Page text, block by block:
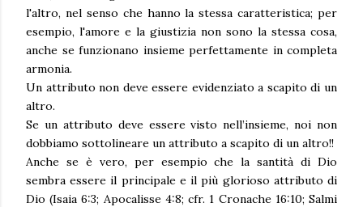
l'altro, nel senso che hanno la stessa caratteristica; per
esempio, l'amore e la giustizia non sono la stessa cosa,
anche se funzionano insieme perfettamente in completa
armonia.
Un attributo non deve essere evidenziato a scapito di un
altro.
Se un attributo deve essere visto nell’insieme, noi non
dobbiamo sottolineare un attributo a scapito di un altro!!
Anche se è vero, per esempio che la santità di Dio
sembra essere il principale e il più glorioso attributo di
Dio (Isaia 6:3; Apocalisse 4:8; cfr. 1 Cronache 16:10; Salmi